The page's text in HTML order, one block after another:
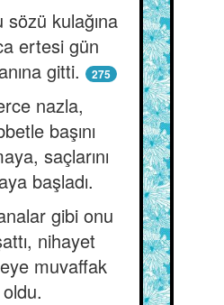
sözü kulağına
ertesi gün
gitti.
275
nazla,
başını
saçlarını
başladı.
gibi onu
nihayet
muvaffak
oldu.